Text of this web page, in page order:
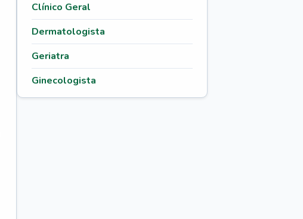
Clínico Geral
Dermatologista
Geriatra
Ginecologista